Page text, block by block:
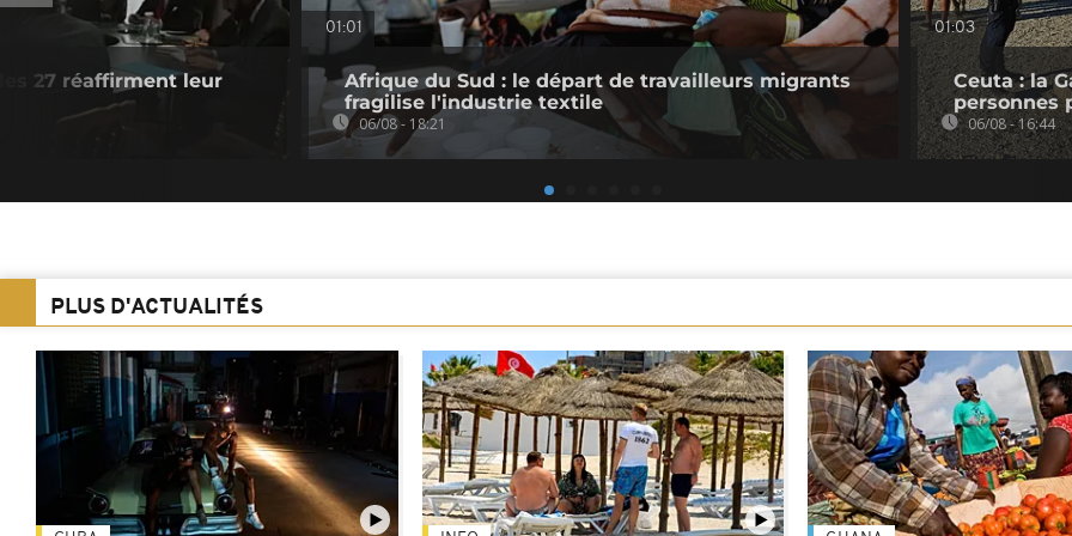
27 réaffirment leur
01:01
Afrique du Sud : le départ de travailleurs migrants
fragilise l'industrie textile
06/08 - 18:21
01:03
Ceuta : la
personnes
06/08 - 16:44
PLUS D'ACTUALITÉS